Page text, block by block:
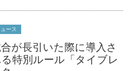
ュース
が長引いた際に導入さ
特別ルール「タイブレ